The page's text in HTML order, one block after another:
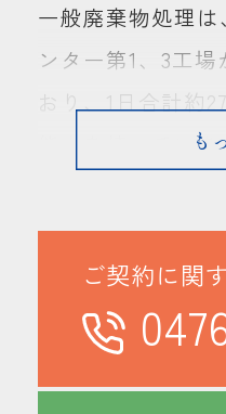
一般廃棄物処理
ンター第1、3工
おり、1日合計約
能力を持ってい
トン（2009年第3
近くに相当する
は、旅客ターミ
ゴミの収集から
をワンストップ
ご契約に関